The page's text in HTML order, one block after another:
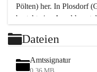
Pölten) her. In Plosdorf
besteht eine
Wien erreicht man in ca.
Stössing zählt noch zum
Dateien
Amtssignatur